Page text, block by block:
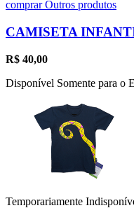
comprarOutros produtos
CAMISETA
R$ 40,00
Disponível Somente para o
Temporariamente